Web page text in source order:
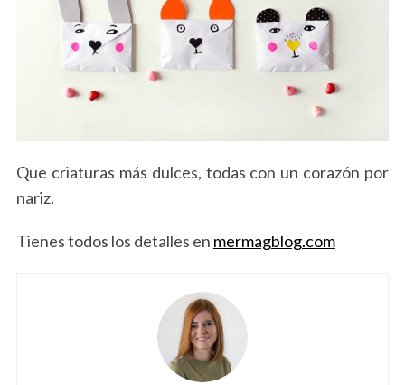
Que criaturas más dulces, todas con un corazón por
nariz.
Tienes todos los detalles en mermagblog.com